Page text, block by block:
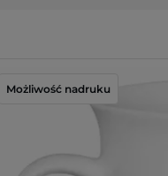
Możliwość nadruku